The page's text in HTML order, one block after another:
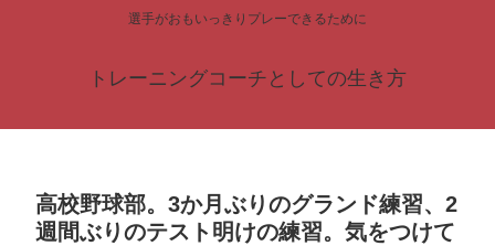
選手がおもいっきりプレーできるために
トレーニングコーチとしての生き方
高校野球部。3か月ぶりのグランド練習、2
週間ぶりのテスト明けの練習。気をつけて